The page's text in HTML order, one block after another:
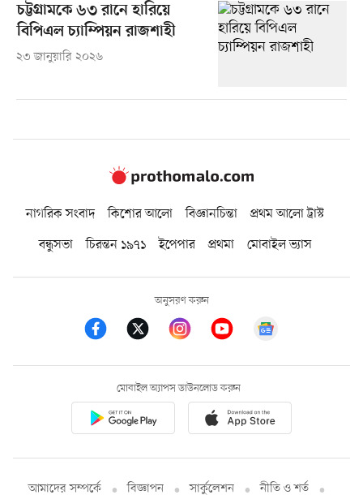
চট্টগ্রামকে ৬৩ রানে হারিয়ে
বিপিএল চ্যাম্পিয়ন রাজশাহী
২৩ জানুয়ারি ২০২৬
নাগরিক সংবাদ কিশোর আলো বিজ্ঞানচিন্তা
প্রথম আলো ট্রাস্ট
বন্ধুসভা
চিরন্তন ১৯৭১ ইপেপার প্রথমা মোবাইল ভ্যাস
অনুসরণ করুন
মোবাইল অ্যাপস ডাউনলোড করুন
আমাদের সম্পর্কে বিজ্ঞাপন সার্কুলেশন নীতি ও শর্ত